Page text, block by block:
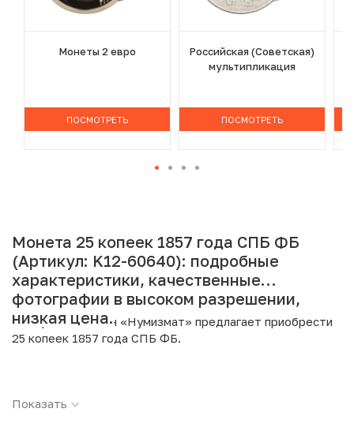
Монеты 2 евро
ПОСМОТРЕТЬ
Российская (Советская)
мультипликация
ПОСМОТРЕТЬ
Монета 25 копеек 1857 года СПБ ФБ
(Артикул: K12-60640): подробные
характеристики, качественные
фотографии в высоком разрешении,
низкая цена.
Интернет магазин «Нумизмат» предлагает приобрести
25 копеек 1857 года СПБ ФБ.
Страна: Российская Империя
Показать